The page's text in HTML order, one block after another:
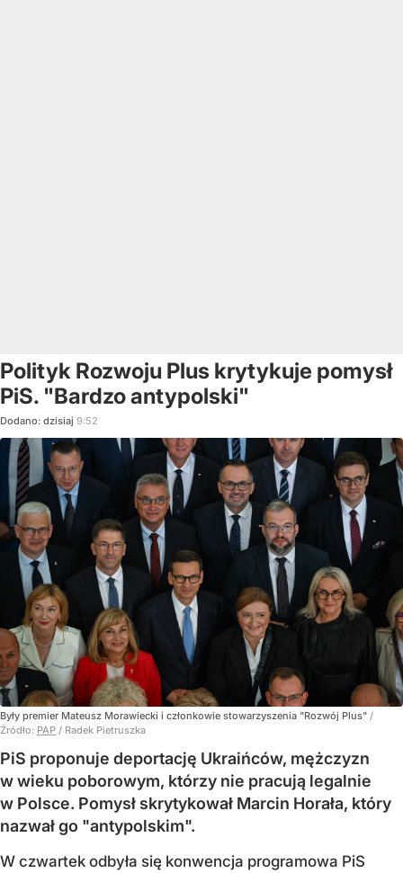
Polityk Rozwoju Plus krytykuje pomysł
PiS. "Bardzo antypolski"
Dodano: dzisiaj 9:52
Były premier Mateusz Morawiecki i członkowie stowarzyszenia "Rozwój Plus" /
Źródło: PAP / Radek Pietruszka
PiS proponuje deportację Ukraińców, mężczyzn
w wieku poborowym, którzy nie pracują legalnie
w Polsce. Pomysł skrytykował Marcin Horała, który
nazwał go "antypolskim".
W czwartek odbyła się konwencja programowa PiS